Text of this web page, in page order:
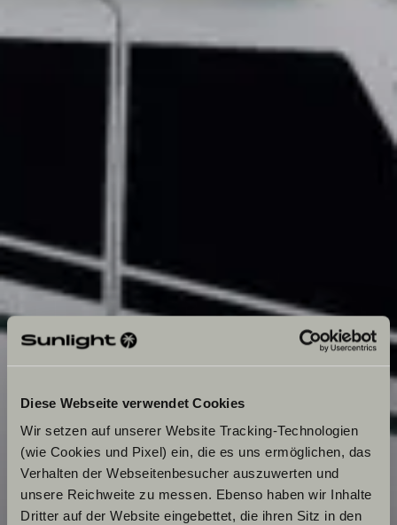
Diese Webseite verwendet Cookies
Wir setzen auf unserer Website Tracking-Technologien
(wie Cookies und Pixel) ein, die es uns ermöglichen, das
Verhalten der Webseitenbesucher auszuwerten und
unsere Reichweite zu messen. Ebenso haben wir Inhalte
Dritter auf der Website eingebettet, die ihren Sitz in den